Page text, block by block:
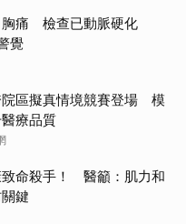
胸痛 檢查已動脈硬化
覺
院區擬真情境競賽登場 模
療品質
致命殺手！ 醫籲：肌力和
鍵